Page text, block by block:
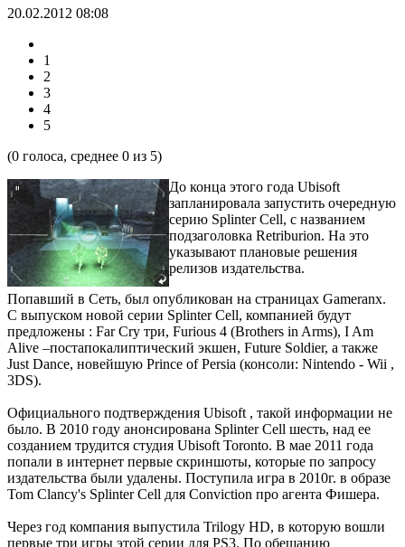
20.02.2012 08:08
1
2
3
4
5
(0 голоса, среднее 0 из 5)
До конца этого года Ubisoft
запланировала запустить очередную
серию Splinter Cell, с названием
подзаголовка Retriburion. На это
указывают плановые решения
релизов издательства.
Попавший в Сеть, был опубликован на страницах Gameranx.
С выпуском новой серии Splinter Cell, компанией будут
предложены : Far Cry три, Furious 4 (Brothers in Arms), I Am
Alive –постапокалиптический экшен, Future Soldier, а также
Just Dance, новейшую Prince of Persia (консоли: Nintendo - Wii ,
3DS).
Официального подтверждения Ubisoft , такой информации не
было. В 2010 году анонсирована Splinter Cell шесть, над ее
созданием трудится студия Ubisoft Toronto. В мае 2011 года
попали в интернет первые скриншоты, которые по запросу
издательства были удалены. Поступила игра в 2010г. в образе
Tom Clancy's Splinter Cell для Conviction про агента Фишера.
Через год компания выпустила Trilogy HD, в которую вошли
первые три игры этой серии для PS3. По обещанию